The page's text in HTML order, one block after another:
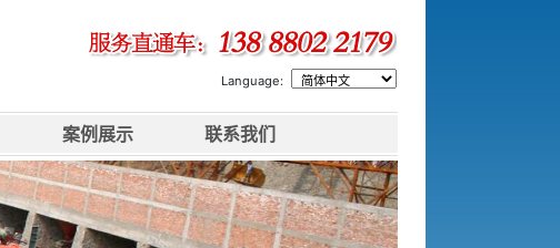
Language:
案例展示 联系我们